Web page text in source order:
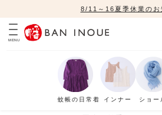
8/11～16夏季休業のお
MENU
蚊帳の日常着 インナー ショー